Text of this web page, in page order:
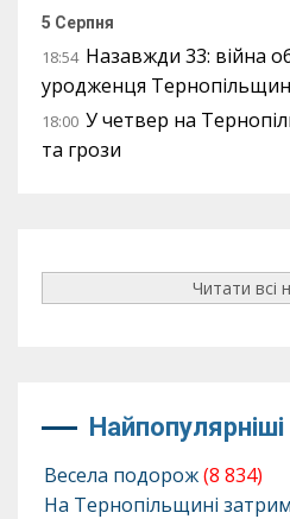
5 Серпня
18:54 Назавжди 33: війна
уродженця
18:00 У четвер на
та грози
Читати всі
Найпопулярніші
Весела подорож(8 834)
На Тернопільщині